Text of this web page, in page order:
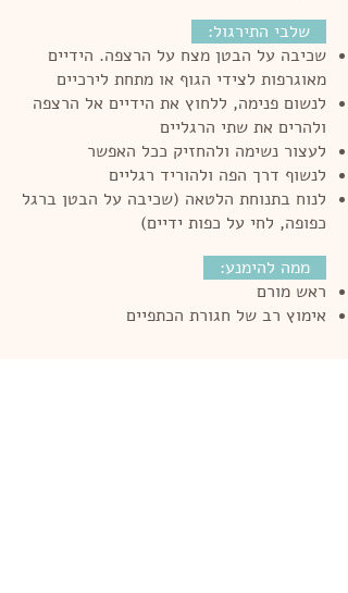
שלבי התירגול:
שכיבה על הבטן מצח על הרצפה. הידיים
מאוגרפות לצידי הגוף או מתחת לירכיים
לנשום פנימה, ללחוץ את הידיים אל הרצפה
ולהרים את שתי הרגליים
לעצור נשימה ולהחזיק ככל האפשר
לנשוף דרך הפה ולהוריד רגליים
לנוח בתנוחת הלטאה (שכיבה על הבטן ברגל
כפופה, לחי על כפות ידיים)
ממה להימנע:
ראש מורם
אימוץ רב של חגורת הכתפיים